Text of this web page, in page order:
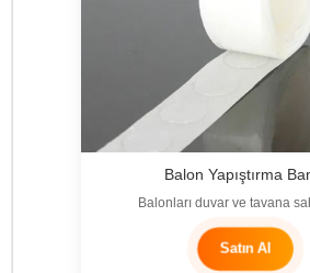
Balon Yapıştırma
Balonları duvar ve tavana
Satın Al